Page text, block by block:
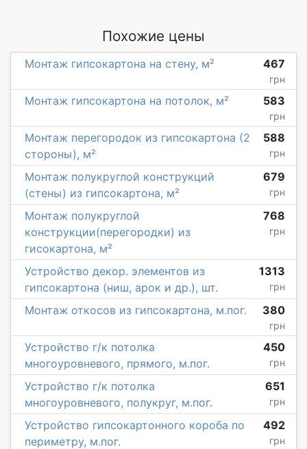
Похожие цены
Монтаж гипсокартона на стену, м² 467
грн
Монтаж гипсокартона на потолок, м² 583
грн
Монтаж перегородок из гипсокартона (2
стороны), м²
588
грн
Монтаж полукруглой конструкций
(стены) из гипсокартона, м²
679
грн
Монтаж полукруглой
конструкции(перегородки) из
гисокартона, м²
768
грн
Устройство декор. элементов из
гипсокартона (ниш, арок и др.), шт.
1313
грн
Монтаж откосов из гипсокартона, м.пог. 380
грн
Устройство г/к потолка
многоуровневого, прямого, м.пог.
450
грн
Устройство г/к потолка
многоуровневого, полукруг, м.пог.
651
грн
Устройство гипсокартонного короба по
периметру, м.пог.
492
грн